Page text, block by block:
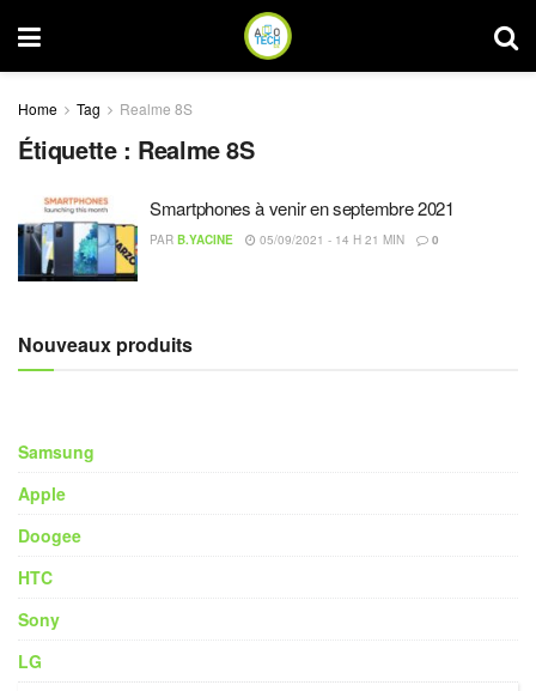
Home Tag Realme 8S
Étiquette : Realme 8S
Smartphones à venir en septembre 2021
PAR B.YACINE 05/09/2021 - 14 H 21 MIN 0
Nouveaux produits
Samsung
Apple
Doogee
HTC
Sony
LG